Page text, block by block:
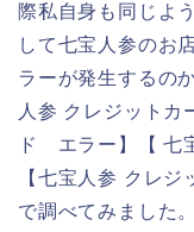
際私自身も同じよ
して七宝人参のお
ラーが発生するの
人参 クレジットカ
ド エラー】【 七
【七宝人参 クレ
で調べてみました。